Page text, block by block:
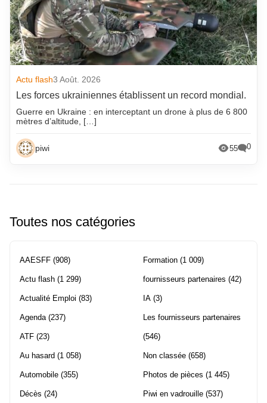
Actu flash3 Août. 2026
Les forces ukrainiennes établissent un record mondial.
Guerre en Ukraine : en interceptant un drone à plus de 6 800
mètres d’altitude, […]
piwi 55 0
Toutes nos catégories
AAESFF (908)
Actu flash (1 299)
Actualité Emploi (83)
Agenda(237)
ATF (23)
Au hasard (1 058)
Automobile (355)
Décès (24)
Formation (1 009)
fournisseurs partenaires (42)
IA (3)
Les fournisseurs partenaires
(546)
Non classée (658)
Photos de pièces (1 445)
Piwi en vadrouille (537)